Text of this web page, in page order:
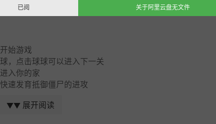
始游戏
，点击球球可以进入下一关
入你的家
速发育抵御僵尸的进攻
▼▼ 展开阅读
已阅 关于阿里云盘无文件